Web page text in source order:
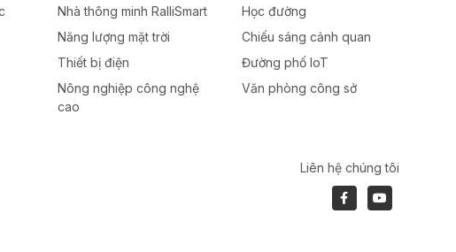
Nhà thông minh RalliSmart
Năng lượng mặt trời
Thiết bị điện
Nông nghiệp công nghệ
cao
Học đường
Chiếu sáng cảnh quan
Đường phố IoT
Văn phòng công sở
Liên hệ chúng tôi